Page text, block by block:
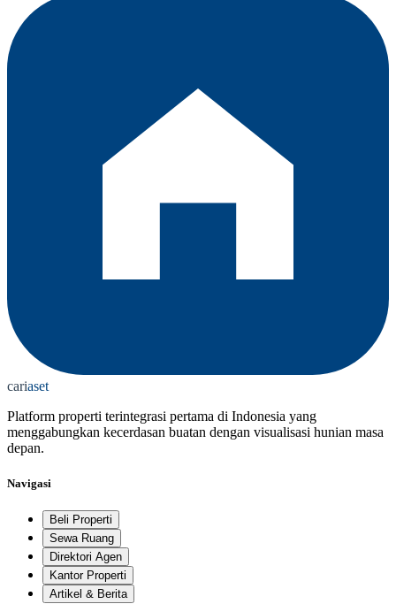
cariaset
Platform properti terintegrasi pertama di Indonesia yang
menggabungkan kecerdasan buatan dengan visualisasi hunian masa
depan.
Navigasi
Beli Properti
Sewa Ruang
Direktori Agen
Kantor Properti
Artikel & Berita